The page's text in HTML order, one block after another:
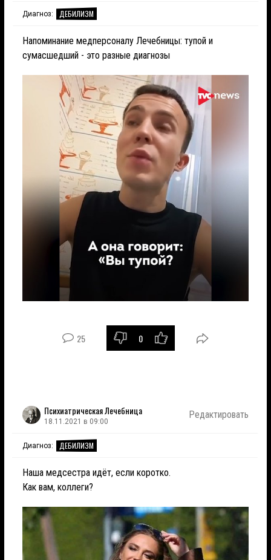
Диагноз: ДЕБИЛИЗМ
Напоминание медперсоналу Лечебницы: тупой и
сумасшедший - это разные диагнозы
25 0
Психиатрическая Лечебница
18.11.2021 в 09:00
Редактировать
Диагноз: ДЕБИЛИЗМ
Наша медсестра идёт, если коротко.
Как вам, коллеги?